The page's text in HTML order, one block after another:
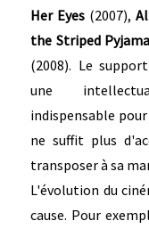
Her Eyes (2007),
the Striped
(2008). Le
une
indispensable
ne suffit plus
transposer à sa
L'évolution du
cause. Pour